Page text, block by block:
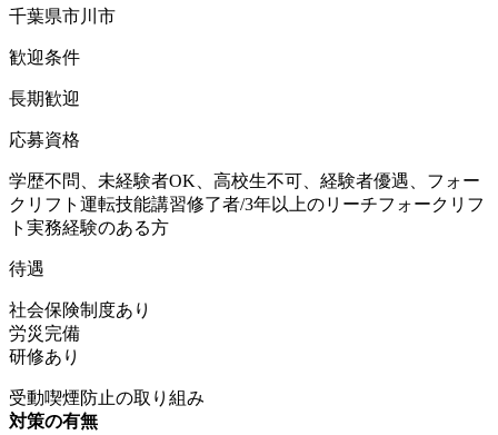
千葉県市川市
歓迎条件
長期歓迎
応募資格
学歴不問、未経験者OK、高校生不可、経験者優遇、フォー
クリフト運転技能講習修了者/3年以上のリーチフォークリフ
ト実務経験のある方
待遇
社会保険制度あり
労災完備
研修あり
受動喫煙防止の取り組み
対策の有無